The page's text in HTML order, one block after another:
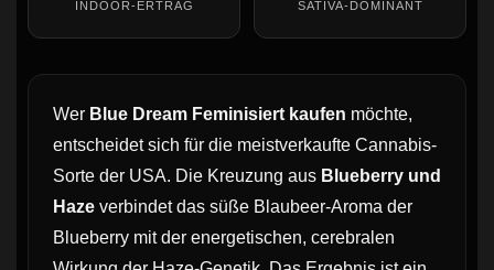
INDOOR-ERTRAG SATIVA-DOMINANT
Wer Blue Dream Feminisiert kaufen möchte,
entscheidet sich für die meistverkaufte Cannabis-
Sorte der USA. Die Kreuzung aus Blueberry und
Haze verbindet das süße Blaubeer-Aroma der
Blueberry mit der energetischen, cerebralen